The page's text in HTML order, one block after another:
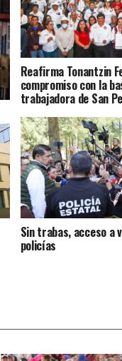
Reafirma Tonantzin
compromiso con la
trabajadora de San
Sin trabas, acceso a
policías